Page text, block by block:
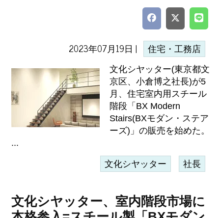
2023年07月19日 | 住宅・工務店
文化シヤッター(東京都文
京区、小倉博之社長)が5
月、住宅室内用スチール
階段「BX Modern
Stairs(BXモダン・ステア
ーズ)」の販売を始めた。
...
文化シヤッター 社長
文化シヤッター、室内階段市場に